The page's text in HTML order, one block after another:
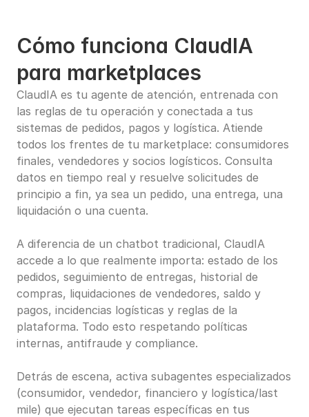
Cómo funciona ClaudIA
para marketplaces
ClaudIA es tu agente de atención, entrenada con
las reglas de tu operación y conectada a tus
sistemas de pedidos, pagos y logística. Atiende
todos los frentes de tu marketplace: consumidores
finales, vendedores y socios logísticos. Consulta
datos en tiempo real y resuelve solicitudes de
principio a fin, ya sea un pedido, una entrega, una
liquidación o una cuenta.
A diferencia de un chatbot tradicional, ClaudIA
accede a lo que realmente importa: estado de los
pedidos, seguimiento de entregas, historial de
compras, liquidaciones de vendedores, saldo y
pagos, incidencias logísticas y reglas de la
plataforma. Todo esto respetando políticas
internas, antifraude y compliance.
Detrás de escena, activa subagentes especializados
(consumidor, vendedor, financiero y logística/last
mile) que ejecutan tareas específicas en tus